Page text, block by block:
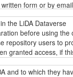
form or by
everyone can browse
repository
other data collection
Commons
the LiDA Dataverse
before using the
repository users to
granted access, if
under applicable
and to which they